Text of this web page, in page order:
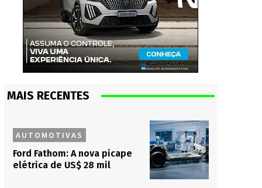
MAIS RECENTES
AUTOMOTIVAS
Ford Fathom: A nova picape
elétrica de US$ 28 mil